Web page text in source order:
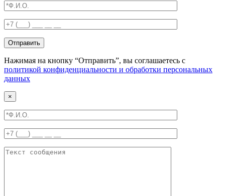
Отправить
Нажимая на кнопку “Отправить”, вы соглашаетесь с
политикой конфиденциальности и обработки персональных
данных
×